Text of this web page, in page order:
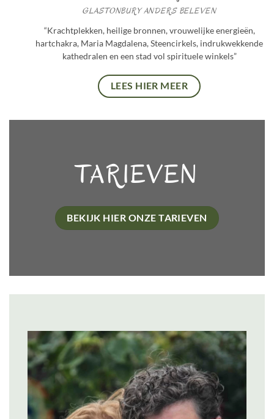
GLASTONBURY ANDERS BELEVEN
“Krachtplekken, heilige bronnen, vrouwelijke energieën,
hartchakra, Maria Magdalena, Steencirkels, indrukwekkende
kathedralen en een stad vol spirituele winkels”
LEES HIER MEER
TARIEVEN
BEKIJK HIER ONZE TARIEVEN